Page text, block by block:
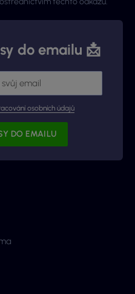
do emailu 📩
osobních údajů